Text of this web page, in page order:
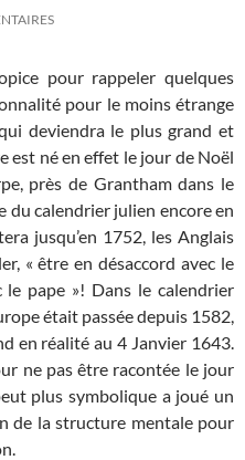
pour rappeler quelques
pour le moins étrange
deviendra le plus grand et
est né en effet le jour de Noël
près de Grantham dans le
du calendrier julien encore en
jusqu’en 1752, les Anglais
« être en désaccord avec le
le pape »! Dans le calendrier
était passée depuis 1582,
en réalité au 4 Janvier 1643.
ne pas être racontée le jour
plus symbolique a joué un
de la structure mentale pour